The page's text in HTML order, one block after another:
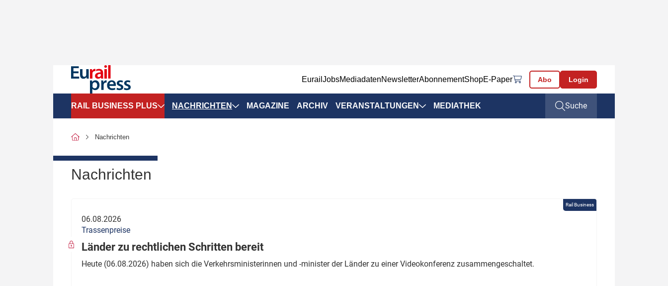
EurailJobsMediadatenNewsletterAbonnementShopE-Paper Abo Login
RAIL BUSINESS PLUS
SPNV-Marktdaten
Politik
wen?
NACHRICHTEN MAGAZINE ARCHIV VERANSTALTUNGEN MEDIATHEK Suche
Nachrichten
Nachrichten
Rail Business
06.08.2026
Trassenpreise
Länder zu rechtlichen Schritten bereit
Heute (06.08.2026) haben sich die Verkehrsministerinnen und -minister der Länder zu einer Videokonferenz zusammengeschaltet.